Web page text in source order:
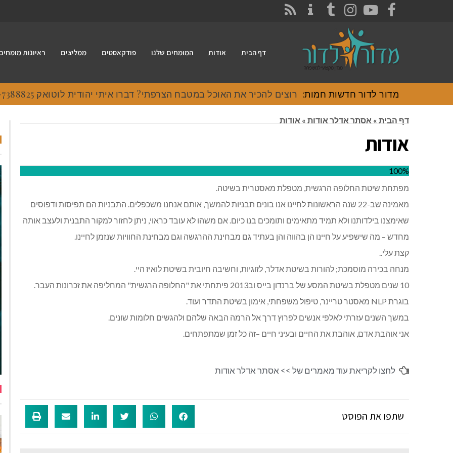
FACEBOOK
YOUTUBE
INSTAGRAM
TUMBLR
דף הבית אודות המומחים שלנו פודקאסטים ממליצים ראיונות
מדור לדור חדשות חמות: רוצים להכיר את האוכל במטבח הצרפתי? דברו איתי יהודית לוטואק 054-7388825.
דף הבית » אסתר אדלר אודות » אודות
אודות
100%
מפתחת שיטת החלופה הרגשית, מטפלת מאסטרית בשיטה.
מאמינה שב-22 שנה הראשונות לחיינו אנו בונים תבניות להמשך, אותם אנחנו משכפלים. התבניות הם תפיסות ודפוסים
שאימצנו בילדותנו ולא תמיד מתאימים ותומכים בנו כיום. אם משהו לא עובד כראוי, ניתן לחזור למקור התבנית ולעצב אותה
מחדש – מה שישפיע על חיינו הן בהווה והן בעתיד גם מבחינת ההרגשה וגם מבחינת החוויות שנזמן לחיינו.
קצת עלי..
מנחה בכירה מוסמכת; להורות בשיטת אדלר, לזוגיות, וחשיבה חיובית בשיטת לואיז היי.
10 שנים מטפלת בשיטת המסע של ברנדון בייס וב2013 פיתחתי את "החלופה הרגשית" המחליפה את זכרונות העבר.
בוגרת NLP מאסטר טריינר, טיפול משפחתי, אימון בשיטת התדר ועוד.
במשך השנים עזרתי לאלפי אנשים לפרוץ דרך אל הרמה הבאה שלהם ולהגשים חלומות שונים.
אני אוהבת אדם, אוהבת את החיים ובעיני חיים –זה כל זמן שמתפתחים.
לחצו לקריאת עוד מאמרים של >> אסתר אדלר אודות
שתפו את הפוסט